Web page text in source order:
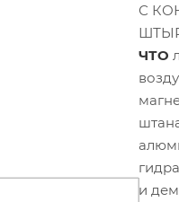
С
ЧТО
и